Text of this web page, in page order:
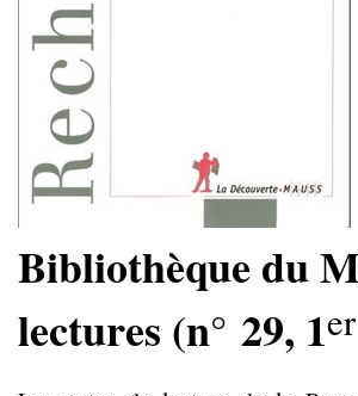
Bibliothèque du
lectures (n° 29, 1er